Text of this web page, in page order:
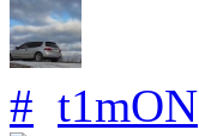
# t1mON